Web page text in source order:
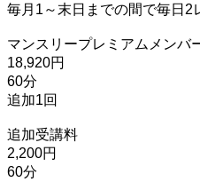
毎月1～末日までの間で毎日2
マンスリープレミアムメンバ
18,920円
60分
追加1回
追加受講料
2,200円
60分